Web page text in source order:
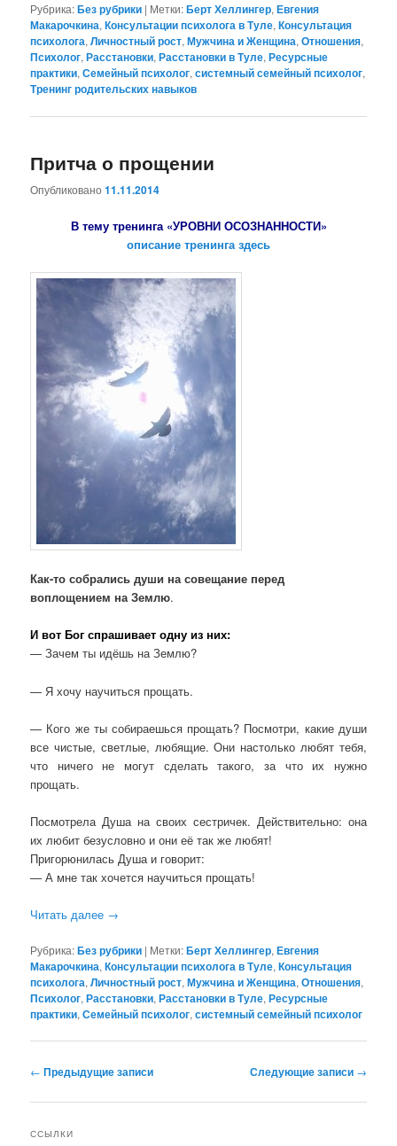
Рубрика:Без рубрики | Метки:Берт Хеллингер,Евгения
Макарочкина,Консультации психолога в Туле,Консультация
психолога,Личностный рост,Мужчина и Женщина,Отношения,
Психолог,Расстановки,Расстановки в Туле,Ресурсные
практики,Семейный психолог,системный семейный психолог,
Тренинг родительских навыков
Притча о прощении
Опубликовано11.11.2014
В тему тренинга «УРОВНИ ОСОЗНАННОСТИ»
описание тренинга здесь
Как-то собрались души на совещание перед
воплощением на Землю.
И вот Бог спрашивает одну из них:
— Зачем ты идёшь на Землю?
— Я хочу научиться прощать.
— Кого же ты собираешься прощать? Посмотри, какие души
все чистые, светлые, любящие. Они настолько любят тебя,
что ничего не могут сделать такого, за что их нужно
прощать.
Посмотрела Душа на своих сестричек. Действительно: она
их любит безусловно и они её так же любят!
Пригорюнилась Душа и говорит:
— А мне так хочется научиться прощать!
Читать далее →
Рубрика:Без рубрики | Метки:Берт Хеллингер,Евгения
Макарочкина,Консультации психолога в Туле,Консультация
психолога,Личностный рост,Мужчина и Женщина,Отношения,
Психолог,Расстановки,Расстановки в Туле,Ресурсные
практики,Семейный психолог,системный семейный психолог
Навигация
записям
← Предыдущие записи Следующие записи →
ССЫЛКИ